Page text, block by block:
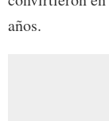
años.